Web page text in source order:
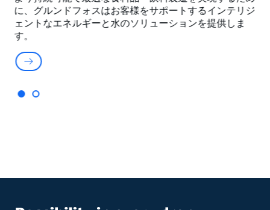
に、グルンドフォスはお客様をサポートするインテリジ
ェントなエネルギーと水のソリューションを提供しま
す。